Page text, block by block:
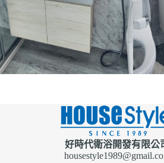
好時代衛浴開發有限公